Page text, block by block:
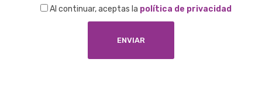
Al continuar, aceptas la política de privacidad